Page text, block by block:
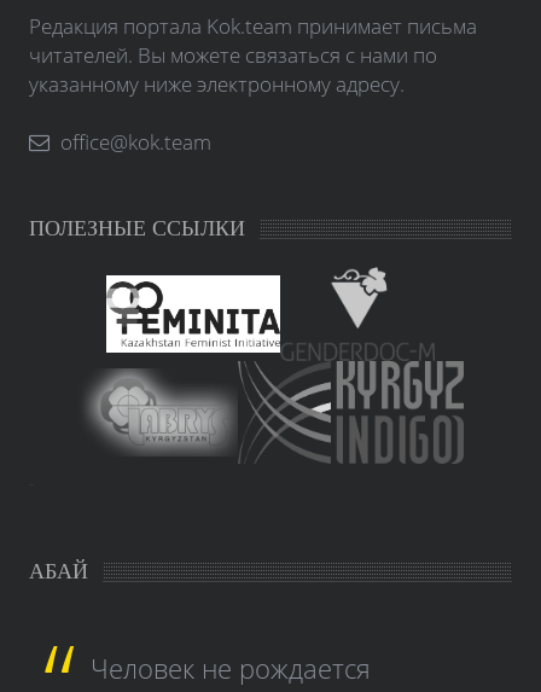
Редакция портала Kok.team принимает письма
читателей. Вы можете связаться с нами по
указанному ниже электронному адресу.
office@kok.team
ПОЛЕЗНЫЕ ССЫЛКИ
АБАЙ
Человек не рождается